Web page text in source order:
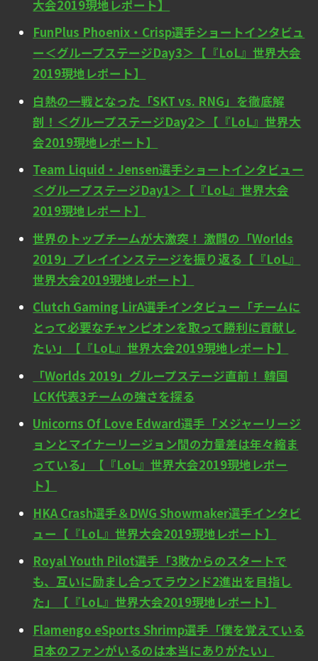
大会2019現地レポート】
FunPlus Phoenix・Crisp選手ショートインタビュ
ー＜グループステージDay3＞【『LoL』世界大会
2019現地レポート】
白熱の一戦となった「SKT vs. RNG」を徹底解
剖！＜グループステージDay2＞【『LoL』世界大
会2019現地レポート】
Team Liquid・Jensen選手ショートインタビュー
＜グループステージDay1＞【『LoL』世界大会
2019現地レポート】
世界のトップチームが大激突！ 激闘の「Worlds
2019」プレイインステージを振り返る【『LoL』
世界大会2019現地レポート】
Clutch Gaming LirA選手インタビュー「チームに
とって必要なチャンピオンを取って勝利に貢献し
たい」【『LoL』世界大会2019現地レポート】
「Worlds 2019」グループステージ直前！ 韓国
LCK代表3チームの強さを探る
Unicorns Of Love Edward選手「メジャーリージ
ョンとマイナーリージョン間の力量差は年々縮ま
っている」【『LoL』世界大会2019現地レポー
ト】
HKA Crash選手＆DWG Showmaker選手インタビ
ュー【『LoL』世界大会2019現地レポート】
Royal Youth Pilot選手「3敗からのスタートで
も、互いに励まし合ってラウンド2進出を目指し
た」【『LoL』世界大会2019現地レポート】
Flamengo eSports Shrimp選手「僕を覚えている
日本のファンがいるのは本当にありがたい」